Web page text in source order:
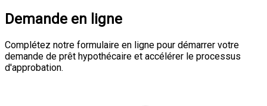
Demande en ligne
Complétez notre formulaire en ligne pour démarrer votre
demande de prêt hypothécaire et accélérer le processus
d'approbation.